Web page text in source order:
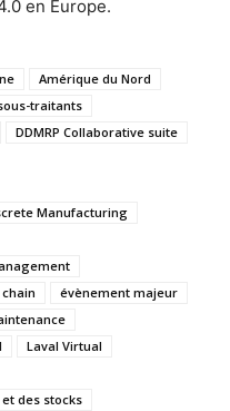
en Europe.
Amérique du Nord
traitants
DDMRP Collaborative suite
Manufacturing
évènement majeur
Laval Virtual
des stocks